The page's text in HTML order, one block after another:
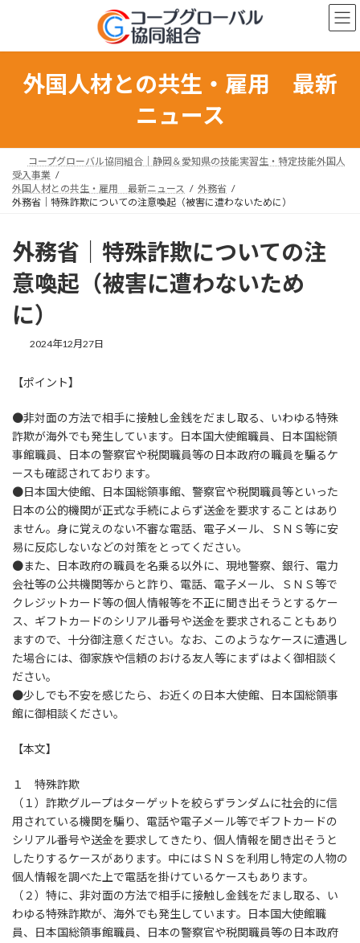
ン
プ
ー
動
外国人材との共生・雇用 最新
ニュース
コープグローバル協同組合｜静岡＆愛知県の技能実習生・特定技能外国人
受入事業
外国人材との共生・雇用 最新ニュース
外務省
外務省｜特殊詐欺についての注意喚起（被害に遭わないために）
外務省｜特殊詐欺についての注
意喚起（被害に遭わないため
に）
2024年12月27日
時
【ポイント】
●非対面の方法で相手に接触し金銭をだまし取る、いわゆる特殊
詐欺が海外でも発生しています。日本国大使館職員、日本国総領
事館職員、日本の警察官や税関職員等の日本政府の職員を騙るケ
ースも確認されております。
●日本国大使館、日本国総領事館、警察官や税関職員等といった
日本の公的機関が正式な手続によらず送金を要求することはあり
ません。身に覚えのない不審な電話、電子メール、ＳＮＳ等に安
易に反応しないなどの対策をとってください。
●また、日本政府の職員を名乗る以外に、現地警察、銀行、電力
会社等の公共機関等からと詐り、電話、電子メール、ＳＮＳ等で
クレジットカード等の個人情報等を不正に聞き出そうとするケー
ス、ギフトカードのシリアル番号や送金を要求されることもあり
ますので、十分御注意ください。なお、このようなケースに遭遇し
た場合には、御家族や信頼のおける友人等にまずはよく御相談く
ださい。
●少しでも不安を感じたら、お近くの日本大使館、日本国総領事
館に御相談ください。
【本文】
１ 特殊詐欺
（１）詐欺グループはターゲットを絞らずランダムに社会的に信
用されている機関を騙り、電話や電子メール等でギフトカードの
シリアル番号や送金を要求してきたり、個人情報を聞き出そうと
したりするケースがあります。中にはＳＮＳを利用し特定の人物の
個人情報を調べた上で電話を掛けているケースもあります。
（２）特に、非対面の方法で相手に接触し金銭をだまし取る、い
わゆる特殊詐欺が、海外でも発生しています。日本国大使館職
員、日本国総領事館職員、日本の警察官や税関職員等の日本政府